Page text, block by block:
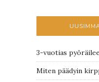
3-vuotias pyöräilee
Miten päädyin